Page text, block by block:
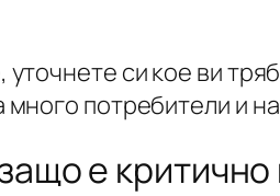
си кое ви
много потребители и
е